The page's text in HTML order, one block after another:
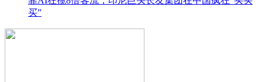
买”